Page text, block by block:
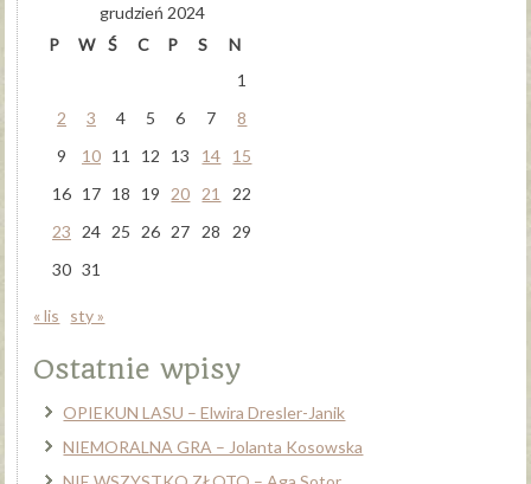
grudzień 2024
P
W Ś C P S
N
1
2
3 4 5 6 7
8
9
10 11 12 13 14
15
16 17 18 19 20 21
22
23
24 25 26 27 28
29
30 31
« lis sty »
Ostatnie wpisy
OPIEKUN LASU – Elwira Dresler-Janik
NIEMORALNA GRA – Jolanta Kosowska